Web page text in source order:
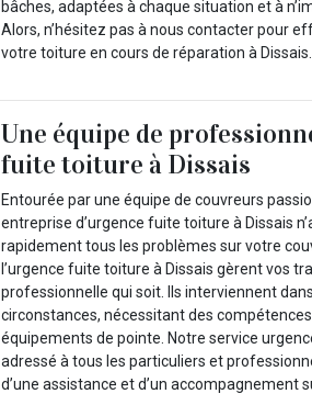
bâches, adaptées à chaque situation et à
Alors, n’hésitez pas à nous contacter pour
votre toiture en cours de réparation à Dissais.
Une équipe de
fuite toiture à Dissais
Entourée par une équipe de couvreurs
entreprise d’urgence fuite toiture à Dissais
rapidement tous les problèmes sur votre
l’urgence fuite toiture à Dissais gèrent vos
professionnelle qui soit. Ils interviennent
circonstances, nécessitant des
équipements de pointe. Notre service
adressé à tous les particuliers et
d’une assistance et d’un accompagnement